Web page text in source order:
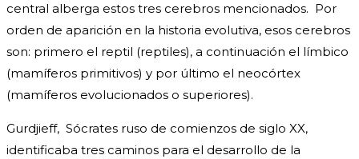
central alberga estos tres cerebros mencionados. Por
orden de aparición en la historia evolutiva, esos cerebros
son: primero el reptil (reptiles), a continuación el límbico
(mamíferos primitivos) y por último el neocórtex
(mamíferos evolucionados o superiores).
Gurdjieff, Sócrates ruso de comienzos de siglo XX,
identificaba tres caminos para el desarrollo de la